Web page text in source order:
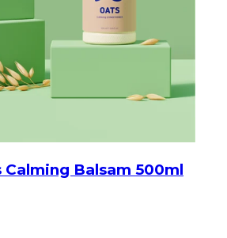
Calming Balsam 500ml